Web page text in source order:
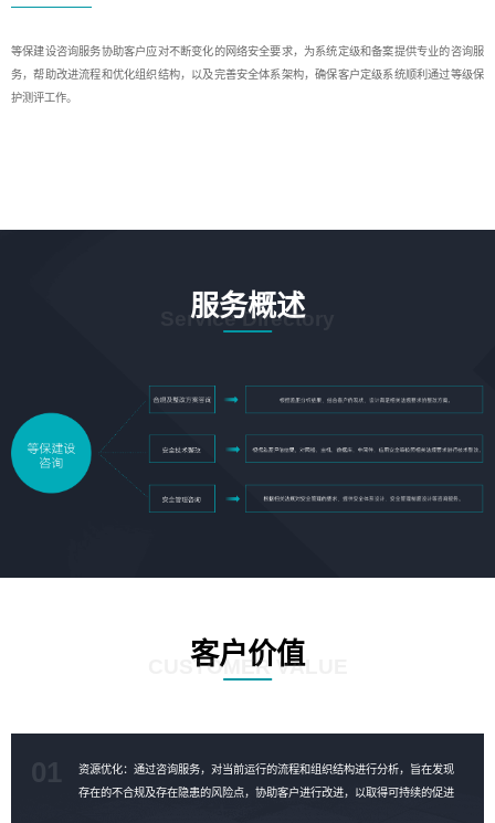
等保建设咨询服务协助客户应对不断变化的网络安全要求，为系统定级和备案提供专业的咨询服
务，帮助改进流程和优化组织结构，以及完善安全体系架构，确保客户定级系统顺利通过等级保
护测评工作。
服务概述
Service Directory
客户价值
CUSTOMER VALUE
资源优化：通过咨询服务，对当前运行的流程和组织结构进行分析，旨在发现
存在的不合规及存在隐患的风险点，协助客户进行改进，以取得可持续的促进